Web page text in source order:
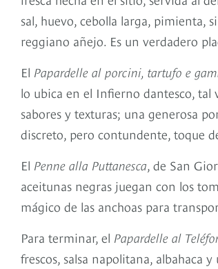
sal, huevo, cebolla larga, pimienta,
reggiano añejo. Es un verdadero
El Papardelle al porcini, tartufo e
lo ubica en el Infierno dantesco, tal
sabores y texturas; una generosa
discreto, pero contundente, toque
El Penne alla Puttanesca, de San
aceitunas negras juegan con los
mágico de las anchoas para
Para terminar, el Papardelle al
frescos, salsa napolitana, albahaca